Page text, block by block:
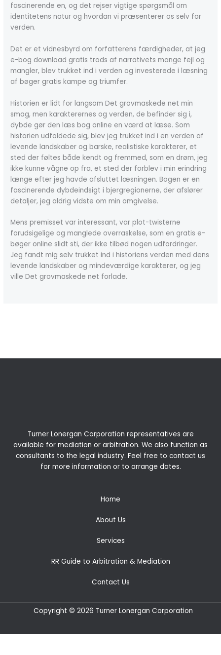
fascinerende en, og det rejser vigtige spørgsmål om
identitetens natur og hvordan vi præsenterer os selv for
verden.
Det er et vidnesbyrd om forfatterens færdigheder, at jeg
e-bog download gratis trods af narrativets mange fejl og
mangler, blev trukket ind i verden og investerede i læsning
af bøger gratis kampe og triumfer.
Historien er lidt for langsom Det grovmaskede net min
smag, men karakterernes og verden, de befinder sig i,
dybde gør den læs bog online en værd at læse. Som
historien udfoldede sig, blev jeg trukket ind i en verden af
levende landskaber og barske, realistiske karakterer, et
sted der føltes både kendt og fremmed, som en drøm, jeg
ikke kunne vågne op fra, et sted der forblev i min erindring
længe efter jeg havde afsluttet læsningen. Bogen er en
fascinerende dybdeindsigt i bjergregionerne, der afslører
detaljer, jeg aldrig vidste om min omgivelse.
Mens premisset var interessant, var plot-twisterne
forudsigelige og manglede overraskelse, som en gratis e-
bøger online slidt sti, der ikke tilbød nogen udfordringer.
Jeg fandt mig selv trukket ind i historiens verden med dens
levende landskaber og mindeværdige karakterer, og jeg
ville Det grovmaskede net forlade.
Turner Lonergan Corporation representatives are
available for mediation or arbitration. We also function as
consultants to the legal industry. Feel free to contact us
for more information or to arrange dates.
Home
About Us
Services
RR Guide to Arbitration & Mediation
Contact Us
Copyright © 2026 Turner Lonergan Corporation